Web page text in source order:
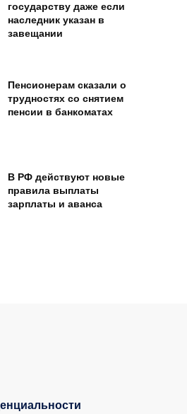
государству даже если
наследник указан в
завещании
Пенсионерам сказали о
трудностях со снятием
пенсии в банкоматах
В РФ действуют новые
правила выплаты
зарплаты и аванса